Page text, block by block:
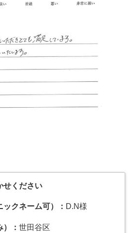
せください
クネーム可）： D.N様
）：世田谷区